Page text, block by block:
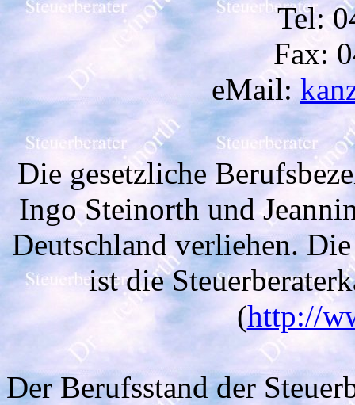
Tel:
Fax:
eMail:
Die gesetzliche
Ingo Steinorth und
Deutschland verliehen.
ist die
(http://
Der Berufsstand der